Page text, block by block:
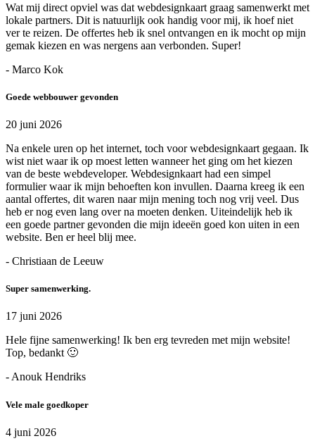
Wat mij direct opviel was dat webdesignkaart graag samenwerkt met
lokale partners. Dit is natuurlijk ook handig voor mij, ik hoef niet
ver te reizen. De offertes heb ik snel ontvangen en ik mocht op mijn
gemak kiezen en was nergens aan verbonden. Super!
- Marco Kok
Goede webbouwer gevonden
20 juni 2026
Na enkele uren op het internet, toch voor webdesignkaart gegaan. Ik
wist niet waar ik op moest letten wanneer het ging om het kiezen
van de beste webdeveloper. Webdesignkaart had een simpel
formulier waar ik mijn behoeften kon invullen. Daarna kreeg ik een
aantal offertes, dit waren naar mijn mening toch nog vrij veel. Dus
heb er nog even lang over na moeten denken. Uiteindelijk heb ik
een goede partner gevonden die mijn ideeën goed kon uiten in een
website. Ben er heel blij mee.
- Christiaan de Leeuw
Super samenwerking.
17 juni 2026
Hele fijne samenwerking! Ik ben erg tevreden met mijn website!
Top, bedankt 🙂
- Anouk Hendriks
Vele male goedkoper
4 juni 2026